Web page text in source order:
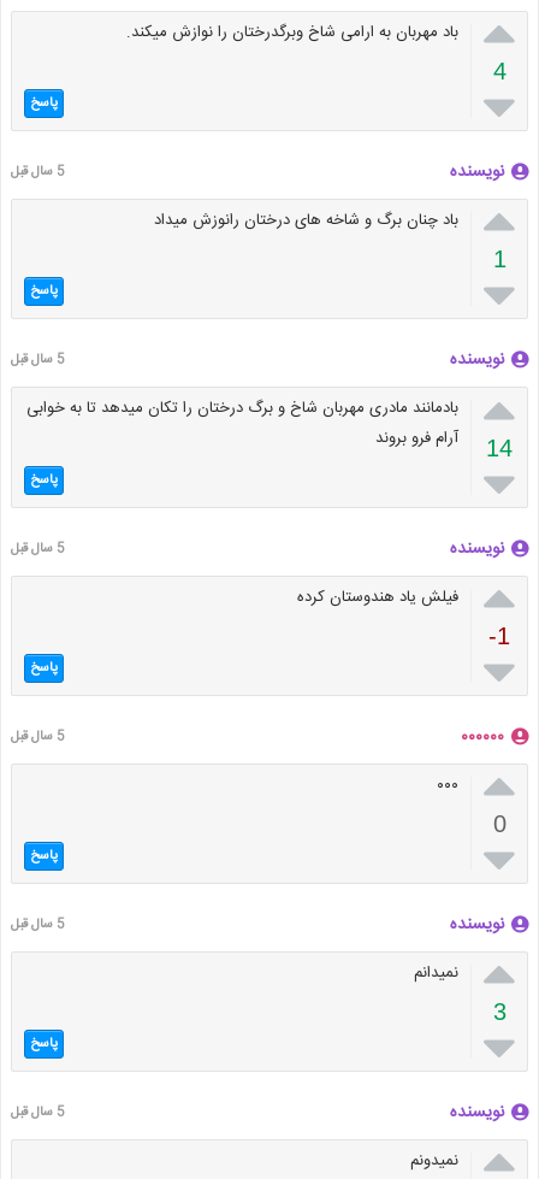

4

باد مهربان به ارامی شاخ وبرگدرختان را نوازش میکند.
پاسخ
نویسنده 5 سال قبل

1

باد چنان برگ و شاخه های درختان رانوزش میداد
پاسخ
نویسنده 5 سال قبل

14

بادمانند مادری مهربان شاخ و برگ درختان را تکان میدهد تا به خوابی
آرام فرو بروند
پاسخ
نویسنده 5 سال قبل

-1

فیلش یاد هندوستان کرده
پاسخ
۰۰۰۰۰۰ 5 سال قبل

0

۰۰۰
پاسخ
نویسنده 5 سال قبل

3

نمیدانم
پاسخ
نویسنده 5 سال قبل
 نمیدونم